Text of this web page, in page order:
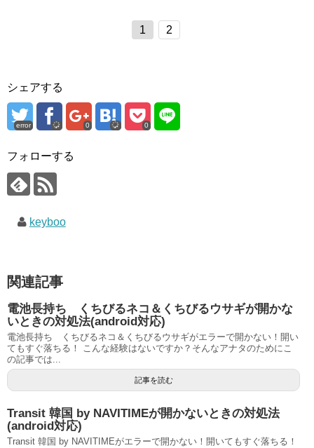
1 2
シェアする
error 0 0
フォローする
keyboo
関連記事
電池長持ち くちびるネコ＆くちびるウサギが開かな
いときの対処法(android対応)
電池長持ち くちびるネコ＆くちびるウサギがエラーで開かない！開い
てもすぐ落ちる！ こんな経験はないですか？そんなアナタのためにこ
の記事では...
記事を読む
Transit 韓国 by NAVITIMEが開かないときの対処法
(android対応)
Transit 韓国 by NAVITIMEがエラーで開かない！開いてもすぐ落ちる！